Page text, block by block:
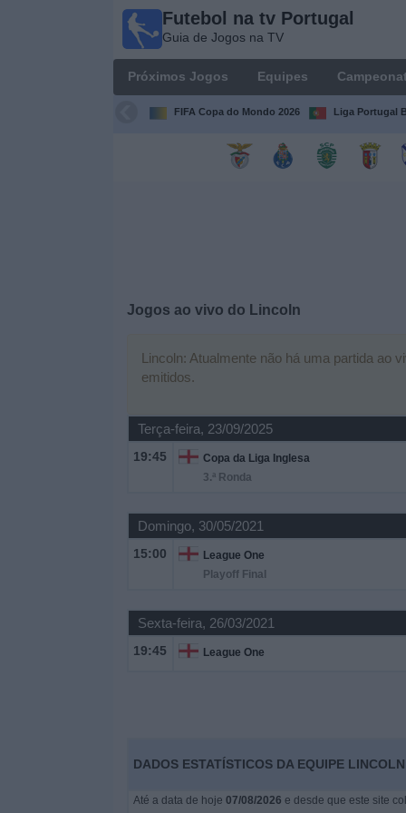
Futebol na tv Portugal
Guia de Jogos na TV
Próximos Jogos Equipes
FIFA Copa do Mondo 2026 Liga Portugal
Jogos ao vivo do Lincoln
Lincoln: Atualmente não há uma partida ao
emitidos.
Terça-feira, 23/09/2025
19:45
Copa da Liga Inglesa
3.ª Ronda
Domingo, 30/05/2021
15:00
League One
Playoff Final
Sexta-feira, 26/03/2021
19:45 League One
DADOS ESTATÍSTICOS DA EQUIPE
Até a data de hoje 07/08/2026 e desde que este site
Portugal
Jogos na TV